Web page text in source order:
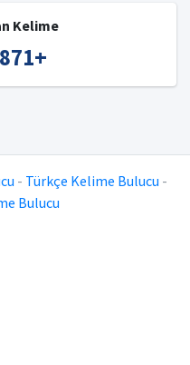
Kelime
+
- Türkçe Kelime Bulucu -
Bulucu